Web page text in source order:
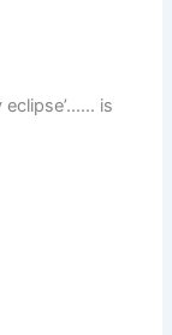
eclipse’…… is